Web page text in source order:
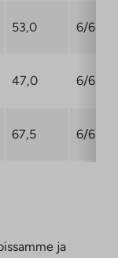
53,0 6/6
47,0 6/6
67,5 6/6
ja